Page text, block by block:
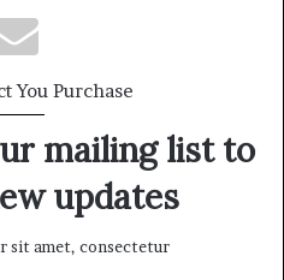
You Purchase
mailing list to
updates!
sit amet, consectetur.